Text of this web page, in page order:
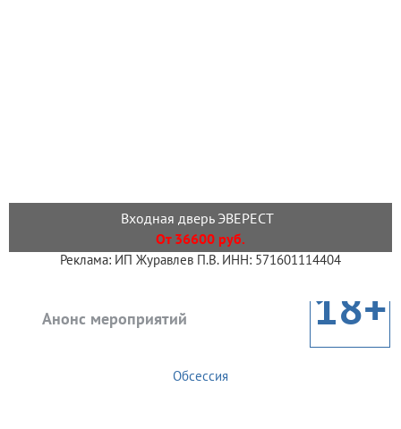
Входная дверь ЭВЕРЕСТ
От 36600 руб.
Реклама: ИП Журавлев П.В. ИНН: 571601114404
Анонс мероприятий 18+
Обсессия